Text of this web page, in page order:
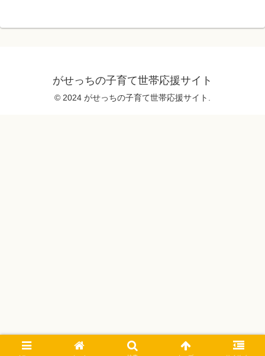
がせっちの子育て世帯応援サイト
© 2024 がせっちの子育て世帯応援サイト.